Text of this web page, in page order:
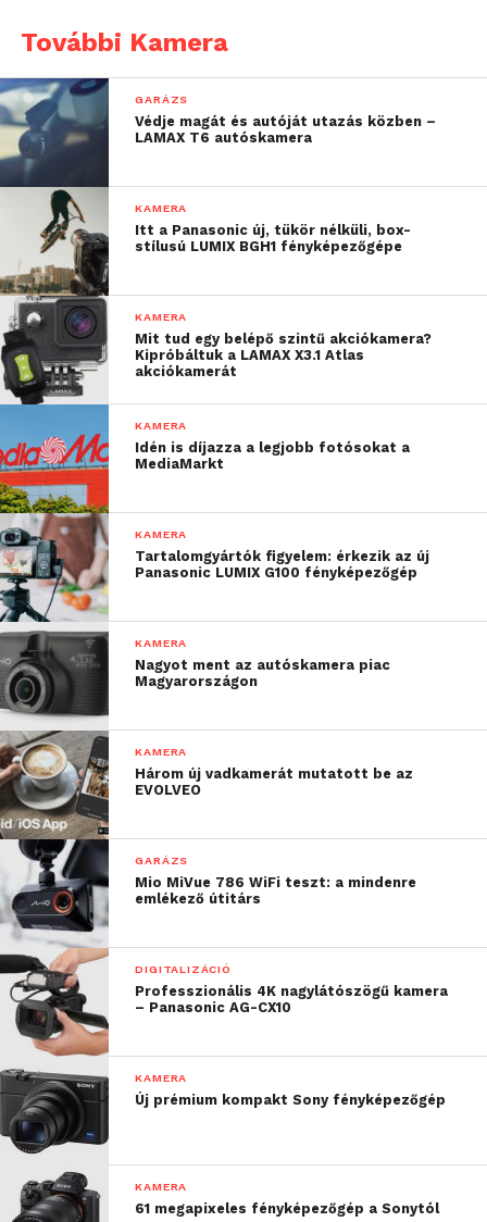
Az M10-es típus egy SJ4000-rel megegyező tudású,
de kisebb kompaktabb kialakítású, és szintén
rendelkezik WiFi- s variánssal is. Ezekből a
típusokból (SJ4000, M10) széles színskála kapható.
Az SJ5000 már egy magasabb szintet képvisel: 2”-os
kijelző, Panasonic képszenzor f2.8 fényerővel
jellemzik. Ebből is kapható WiFi-s változat.
A csúcsmodell, az SJ5000+ WiFi minden tekintetben
felveszi a versenyt a nagy gyártók csúcsmodelljeivel:
16 megapixeles Panasonic f2.8 CMOS szenzor, 60
képkocka/másodperces FullHD felvétel (120/HD).
Mindegyik készülékhez egy 30 méterig vízálló,
kezelőgombokkal ellátott és rögzíthető tokot
mellékel a gyártó, valamint gazdag
tartozékcsomagot is, így a felhasználónak nem kell
külön tartozékokat vásárolnia a rögzítéshez.
További Kamera
GARÁZS
Védje magát és autóját utazás közben –
LAMAX T6 autóskamera
KAMERA
Itt a Panasonic új, tükör nélküli, box-
stílusú LUMIX BGH1 fényképezőgépe
KAMERA
Mit tud egy belépő szintű akciókamera?
Kipróbáltuk a LAMAX X3.1 Atlas
akciókamerát
KAMERA
Idén is díjazza a legjobb fotósokat a
MediaMarkt
KAMERA
Tartalomgyártók figyelem: érkezik az új
Panasonic LUMIX G100 fényképezőgép
KAMERA
Nagyot ment az autóskamera piac
Magyarországon
KAMERA
Három új vadkamerát mutatott be az
EVOLVEO
GARÁZS
Mio MiVue 786 WiFi teszt: a mindenre
emlékező útitárs
DIGITALIZÁCIÓ
Professzionális 4K nagylátószögű kamera
– Panasonic AG-CX10
KAMERA
Új prémium kompakt Sony fényképezőgép
KAMERA
61 megapixeles fényképezőgép a Sonytól